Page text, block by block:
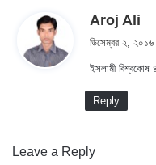
Aroj Ali
s
ডিসেম্বর ২,
ইসলামী বিশ্বকোষ
Reply
Leave a Reply